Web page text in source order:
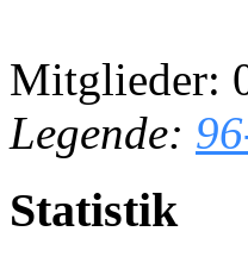
Mitglieder:
Legende:
Statistik